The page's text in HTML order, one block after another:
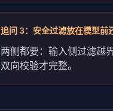
追问 3： 安全过滤放在模型前
两侧都要：输入侧过滤越
双向校验才完整。